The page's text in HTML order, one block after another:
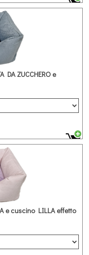
ZUCCHERO e
CARTA DA ZUCCHERO
alcantara
e cuscino LILLA effetto
ROSA con incisione